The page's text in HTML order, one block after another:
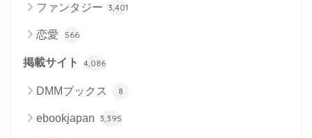
ファンタジー 3,401
恋愛 566
掲載サイト 4,086
DMMブックス 8
ebookjapan 3,395